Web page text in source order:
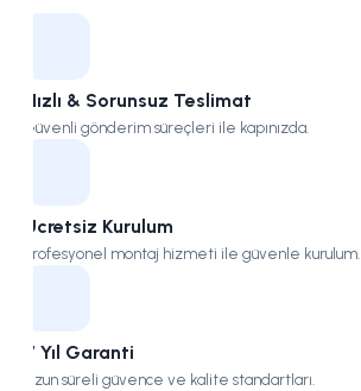
Hızlı & Sorunsuz Teslimat
Güvenli gönderim süreçleri ile kapınızda.
Ücretsiz Kurulum
Profesyonel montaj hizmeti ile güvenle kurulum.
7 Yıl Garanti
Uzun süreli güvence ve kalite standartları.